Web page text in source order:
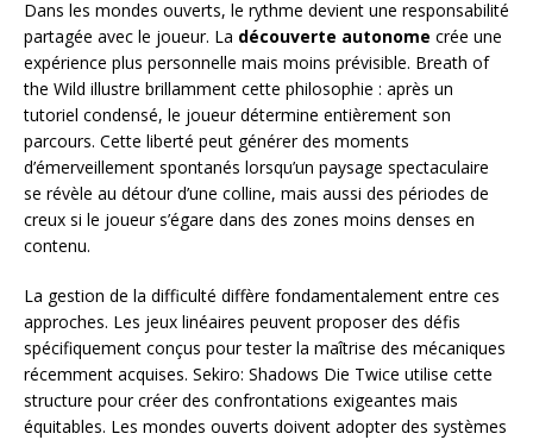
Dans les mondes ouverts, le rythme devient une responsabilité
partagée avec le joueur. La découverte autonome crée une
expérience plus personnelle mais moins prévisible. Breath of
the Wild illustre brillamment cette philosophie : après un
tutoriel condensé, le joueur détermine entièrement son
parcours. Cette liberté peut générer des moments
d’émerveillement spontanés lorsqu’un paysage spectaculaire
se révèle au détour d’une colline, mais aussi des périodes de
creux si le joueur s’égare dans des zones moins denses en
contenu.
La gestion de la difficulté diffère fondamentalement entre ces
approches. Les jeux linéaires peuvent proposer des défis
spécifiquement conçus pour tester la maîtrise des mécaniques
récemment acquises. Sekiro: Shadows Die Twice utilise cette
structure pour créer des confrontations exigeantes mais
équitables. Les mondes ouverts doivent adopter des systèmes